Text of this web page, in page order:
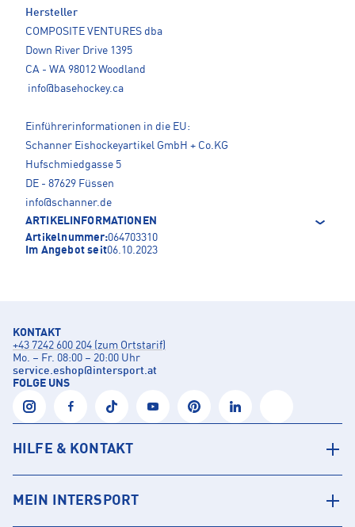
Hersteller
COMPOSITE VENTURES dba
Down River Drive 1395
CA - WA 98012 Woodland
info@basehockey.ca
Einführerinformationen in die EU:
Schanner Eishockeyartikel GmbH + Co.KG
Hufschmiedgasse 5
DE - 87629 Füssen
info@schanner.de
ARTIKELINFORMATIONEN
Artikelnummer:064703310
Im Angebot seit06.10.2023
KONTAKT
+43 7242 600 204 (zum Ortstarif)
Mo. – Fr. 08:00 – 20:00 Uhr
service.eshop@intersport.at
FOLGE UNS
HILFE & KONTAKT
MEIN INTERSPORT